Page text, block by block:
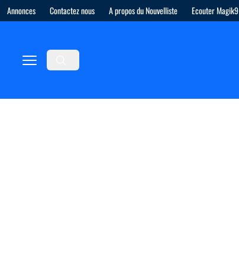
Annonces Contactez nous A propos du Nouvelliste Ecouter Magik9